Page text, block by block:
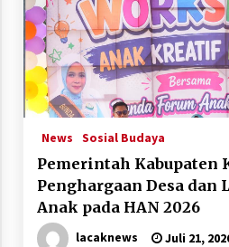
News Sosial Budaya
Pemerintah Kabupaten
Penghargaan Desa dan
Anak pada HAN 2026
lacaknews Juli 21,